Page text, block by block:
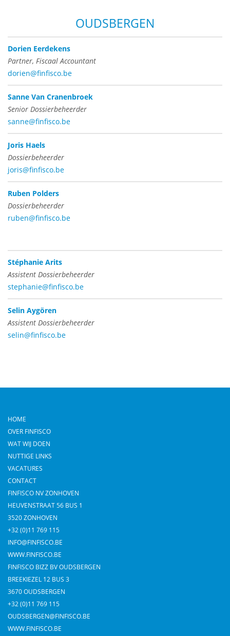
OUDSBERGEN
Dorien Eerdekens
Partner, Fiscaal Accountant
dorien@finfisco.be
Sanne Van Cranenbroek
Senior Dossierbeheerder
sanne@finfisco.be
Joris Haels
Dossierbeheerder
joris@finfisco.be
Ruben Polders
Dossierbeheerder
ruben@finfisco.be
Stéphanie Arits
Assistent Dossierbeheerder
stephanie@finfisco.be
Selin Aygören
Assistent Dossierbeheerder
selin@finfisco.be
HOME
OVER FINFISCO
WAT WIJ DOEN
NUTTIGE LINKS
VACATURES
CONTACT
FINFISCO NV ZONHOVEN
HEUVENSTRAAT 56 BUS 1
3520 ZONHOVEN
+32 (0)11 769 115
INFO@FINFISCO.BE
WWW.FINFISCO.BE
FINFISCO BIZZ BV OUDSBERGEN
BREEKIEZEL 12 BUS 3
3670 OUDSBERGEN
+32 (0)11 769 115
OUDSBERGEN@FINFISCO.BE
WWW.FINFISCO.BE